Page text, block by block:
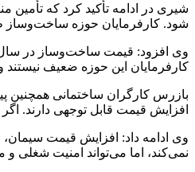
شیری در ادامه تأکید کرد که تأمین
شود. کارفرمایان حوزه ساخت‌وساز
کارفرمایان این حوزه ضعیف نیستند و
بازرس کارگران ساختمانی همچنین
افزایش قیمت قابل توجهی دارند.
وی ادامه داد: افزایش قیمت سیمان،
نمی‌کند، اما می‌تواند امنیت شغلی